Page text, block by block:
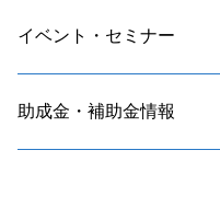
イベント・セミナー
助成金・補助金情報